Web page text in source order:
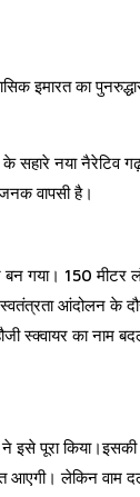
इमारत का
नया नैरेटिव
वापसी है।
बन गया। 150
आंदोलन के
स्क्वायर का नाम
पूरा किया।इसकी
आएगी। लेकिन वाम